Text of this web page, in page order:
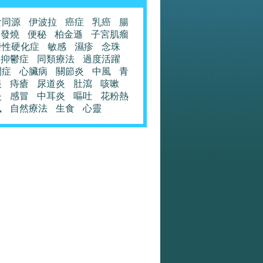
源 伊波拉 癌症 乳癌
腸
發燒
便秘 柏金遜
子宮肌瘤
硬化症
敏感 濕疹
念珠
抑鬱症
同類療法
過度活躍
心臟病 關節炎 中風
青
痔瘡 尿道炎 肚瀉
咳嗽
感冒 中耳炎 嘔吐
花粉熱
自然療法 生食 心靈